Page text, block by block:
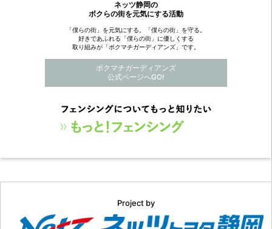
ネッツ静岡の
ボクらの街を元気にする活動
「僕らの街」を元気にする。「僕らの街」を守る。
好きであふれる「僕らの街」に優しくする
取り組みが「ボクマチガーディアンズ」です。
ボクマチガーディアンズ
公式ページへGO!
Project by